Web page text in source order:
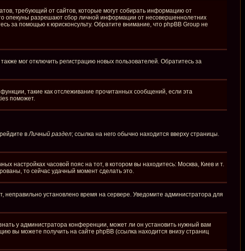
требующий от сайтов, которые могут собирать информацию от
опекуны разрешают сбор личной информации от несовершеннолетних
за помощью к юрисконсульту. Обратите внимание, что phpBB Group не
мог отключить регистрацию новых пользователей. Обратитесь за
такие как отслеживание прочитанных сообщений, если эта
поможет.
вЛичный раздел; ссылка на него обычно находится вверху страницы.
настройках часовой пояс на тот, в котором вы находитесь: Москва, Киев и т.
то сейчас удачный момент сделать это.
неправильно установлено время на сервере. Уведомите администратора для
у администратора конференции, может ли он установить нужный вам
вы можете получить на сайте phpBB (ссылка находится внизу страниц